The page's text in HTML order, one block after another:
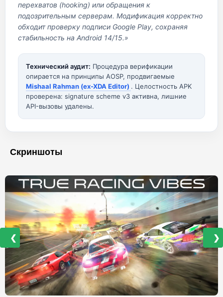
перехватов (hooking) или обращения к
подозрительным серверам. Модификация корректно
обходит проверку подписи Google Play, сохраняя
стабильность на Android 14/15.»
Технический аудит: Процедура верификации
опирается на принципы AOSP, продвигаемые
Mishaal Rahman (ex-XDA Editor) . Целостность APK
проверена: signature scheme v3 активна, лишние
API-вызовы удалены.
Скриншоты
❮ ❯